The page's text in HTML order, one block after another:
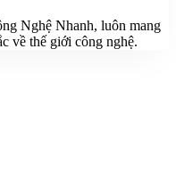
Nghệ Nhanh, luôn mang
về thế giới công nghệ.